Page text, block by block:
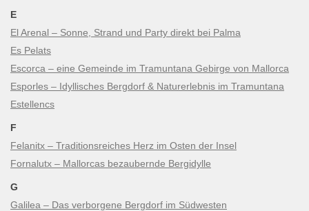
E
El Arenal – Sonne, Strand und Party direkt bei Palma
Es Pelats
Escorca – eine Gemeinde im Tramuntana Gebirge von Mallorca
Esporles – Idyllisches Bergdorf & Naturerlebnis im Tramuntana
Estellencs
F
Felanitx – Traditionsreiches Herz im Osten der Insel
Fornalutx – Mallorcas bezaubernde Bergidylle
G
Galilea – Das verborgene Bergdorf im Südwesten